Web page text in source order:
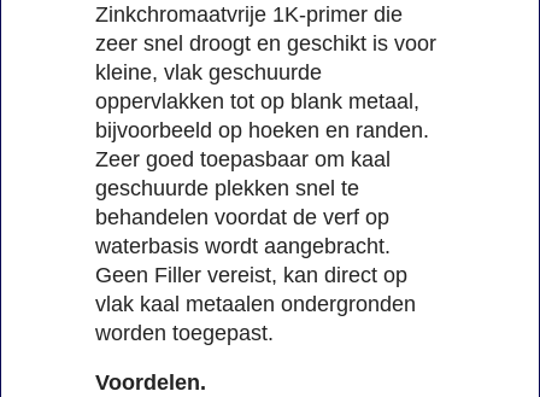
Zinkchromaatvrije 1K-primer die
zeer snel droogt en geschikt is voor
kleine, vlak geschuurde
oppervlakken tot op blank metaal,
bijvoorbeeld op hoeken en randen.
Zeer goed toepasbaar om kaal
geschuurde plekken snel te
behandelen voordat de verf op
waterbasis wordt aangebracht.
Geen Filler vereist, kan direct op
vlak kaal metaalen ondergronden
worden toegepast.
Voordelen.